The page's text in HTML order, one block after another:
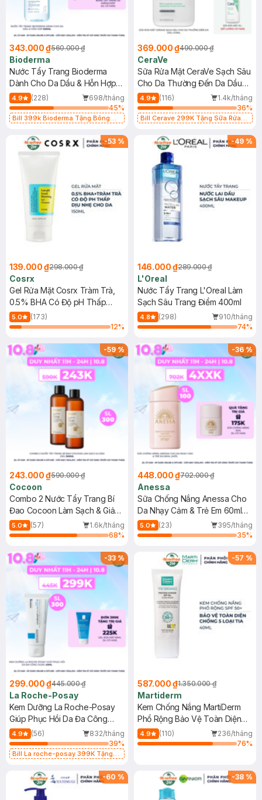
343.000 ₫560.000 ₫
Bioderma
Nước Tẩy Trang Bioderma
Dành Cho Da Dầu & Hỗn Hợp
500ml
4.9 (228)
698/tháng
45%
Bill 399k Bioderma Tặng Bông
369.000 ₫490.000 ₫
CeraVe
Sữa Rửa Mặt CeraVe Sạch Sâu
Cho Da Thường Đến Da Dầu
473ml
4.9 (116)
1.4k/tháng
36%
Bill Cerave 299K Tặng Sữa Rửa
-53 %
139.000 ₫298.000 ₫
Cosrx
Gel Rửa Mặt Cosrx Tràm Trà,
0.5% BHA Có Độ pH Thấp
150ml
5.0
(173)
12%
-49 %
146.000 ₫289.000 ₫
L'Oreal
Nước Tẩy Trang L'Oreal Làm
Sạch Sâu Trang Điểm 400ml
4.8 (298)
910/tháng
74%
-59%
243.000 ₫590.000 ₫
Cocoon
Combo 2 Nước Tẩy Trang Bí
Đao Cocoon Làm Sạch & Giảm
Dầu 500ml
5.0 (57)
1.6k/tháng
68%
-36%
448.000 ₫702.000 ₫
Anessa
Sữa Chống Nắng Anessa Cho
Da Nhạy Cảm & Trẻ Em 60ml
(Mới)
5.0 (23)
395/tháng
35%
-33%
299.000 ₫445.000 ₫
La Roche-Posay
Kem Dưỡng La Roche-Posay
Giúp Phục Hồi Da Đa Công
Dụng 40ml
4.9 (56)
832/tháng
39%
Bill La roche-posay 399K Tặng
(SL có hạn)
-57 %
587.000 ₫1.350.000 ₫
Martiderm
Kem Chống Nắng MartiDerm
Phổ Rộng Bảo Vệ Toàn Diện
40ml
4.9 (110)
236/tháng
76%
-60 % -38 %